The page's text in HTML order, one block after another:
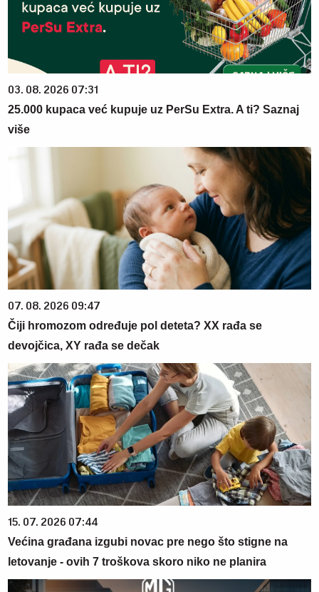
03. 08. 2026 07:31
25.000 kupaca već kupuje uz PerSu Extra. A ti? Saznaj
više
07. 08. 2026 09:47
Čiji hromozom određuje pol deteta? XX rađa se
devojčica, XY rađa se dečak
15. 07. 2026 07:44
Većina građana izgubi novac pre nego što stigne na
letovanje - ovih 7 troškova skoro niko ne planira